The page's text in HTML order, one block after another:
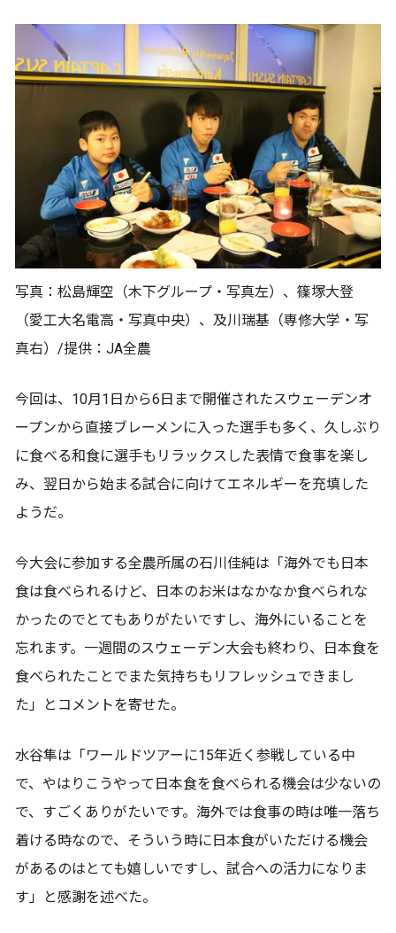
写真：松島輝空（木下グループ・写真左）、篠塚大登
（愛工大名電高・写真中央）、及川瑞基（専修大学・写
真右）/提供：JA全農
今回は、10月1日から6日まで開催されたスウェーデンオ
ープンから直接ブレーメンに入った選手も多く、久しぶり
に食べる和食に選手もリラックスした表情で食事を楽し
み、翌日から始まる試合に向けてエネルギーを充填した
ようだ。
今大会に参加する全農所属の石川佳純は「海外でも日本
食は食べられるけど、日本のお米はなかなか食べられな
かったのでとてもありがたいですし、海外にいることを
忘れます。一週間のスウェーデン大会も終わり、日本食を
食べられたことでまた気持ちもリフレッシュできまし
た」とコメントを寄せた。
水谷隼は「ワールドツアーに15年近く参戦している中
で、やはりこうやって日本食を食べられる機会は少ないの
で、すごくありがたいです。海外では食事の時は唯一落ち
着ける時なので、そういう時に日本食がいただける機会
があるのはとても嬉しいですし、試合への活力になりま
す」と感謝を述べた。